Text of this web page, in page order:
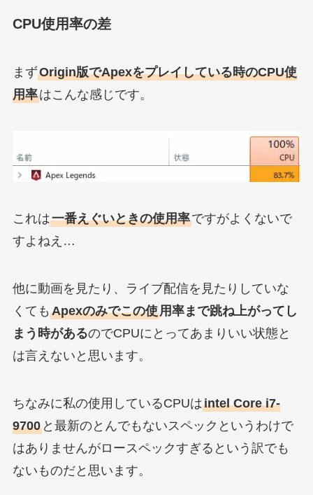
CPU使用率の差
まずOrigin版でApexをプレイしている時のCPU使
用率はこんな感じです。
これは一番えぐいときの使用率ですがよくないで
すよねえ…
他に動画を見たり、ライブ配信を見たりしていな
くても Apexのみでこの使用率まで跳ね上がってし
まう時があるのでCPUにとってあまりいい状態と
は言えないと思います。
ちなみに私の使用しているCPUはintel Core i7-
9700と最新のとんでもないスペックというわけで
はありませんがロースペックすぎるという訳でも
ないものだと思います。